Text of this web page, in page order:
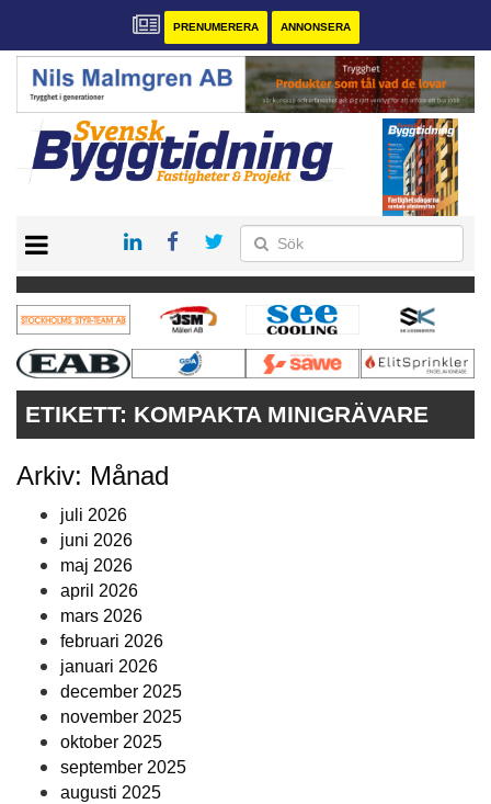
PRENUMERERA ANNONSERA
PRENUMERERA
VÅRA ANDRA MAGASIN
ANNONSERA
KONTAKT
ETIKETT: KOMPAKTA MINIGRÄVARE
Arkiv: Månad
juli 2026
juni 2026
maj 2026
april 2026
mars 2026
februari 2026
januari 2026
december 2025
november 2025
oktober 2025
september 2025
augusti 2025